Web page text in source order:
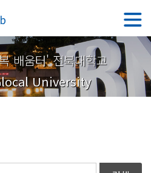
배움터' 전북대학교
University